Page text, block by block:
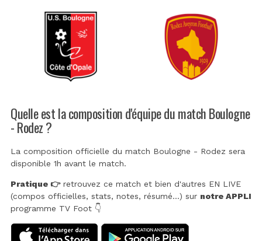
Quelle est la composition d'équipe du match Boulogne
- Rodez ?
La composition officielle du match Boulogne - Rodez sera
disponible 1h avant le match.
Pratique 👉retrouvez ce match et bien d'autres EN LIVE
(compos officielles, stats, notes, résumé...) sur notre APPLI
programme TV Foot 👇